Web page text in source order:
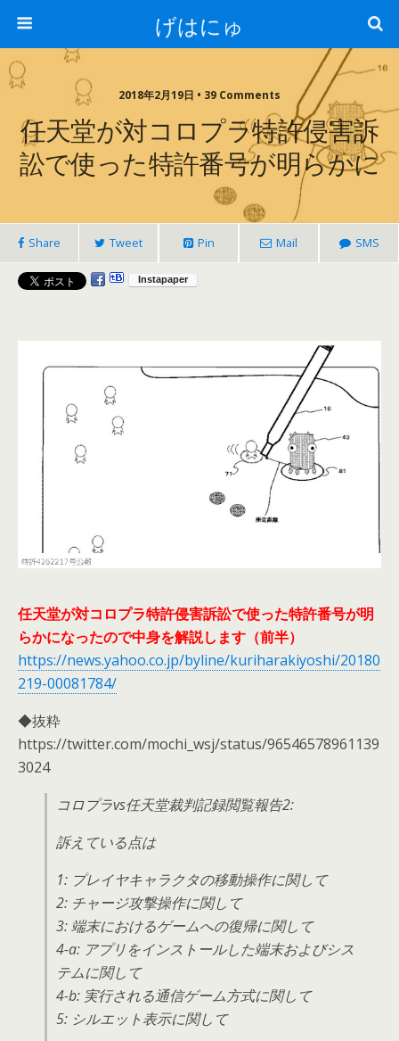
げはにゅ
2018年2月19日 • 39 Comments
任天堂が対コロプラ特許侵害訴
訟で使った特許番号が明らかに
Share Tweet Pin Mail SMS
任天堂が対コロプラ特許侵害訴訟で使った特許番号が明
らかになったので中身を解説します（前半）
https://news.yahoo.co.jp/byline/kuriharakiyoshi/20180
219-00081784/
◆抜粋
https://twitter.com/mochi_wsj/status/96546578961139
3024
コロプラvs任天堂裁判記録閲覧報告2:
訴えている点は
1: プレイヤキャラクタの移動操作に関して
2: チャージ攻撃操作に関して
3: 端末におけるゲームへの復帰に関して
4-a: アプリをインストールした端末およびシス
テムに関して
4-b: 実行される通信ゲーム方式に関して
5: シルエット表示に関して